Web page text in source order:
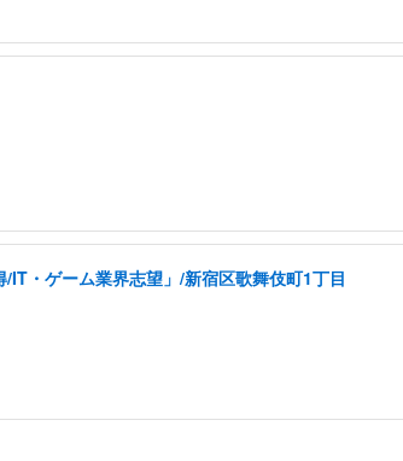
IT・ゲーム業界志望」/新宿区歌舞伎町1丁目